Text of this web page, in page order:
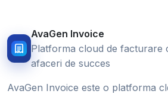
AvaGen Invoice
Platforma cloud de facturare
afaceri de succes
AvaGen Invoice este o platforma